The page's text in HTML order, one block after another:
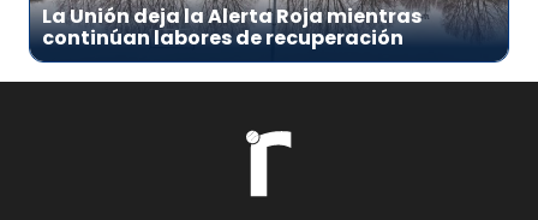
La Unión deja la Alerta Roja mientras
continúan labores de recuperación